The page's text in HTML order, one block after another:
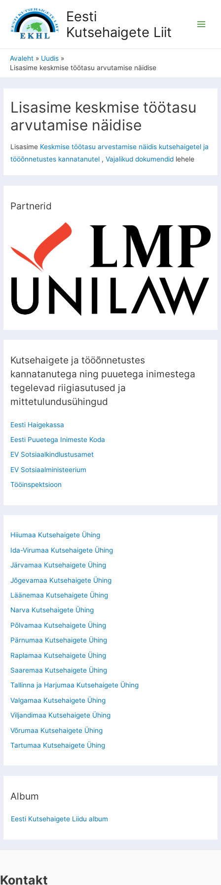
Eesti
Kutsehaigete Liit
Avaleht
Uudis
Lisasime keskmise töötasu arvutamise näidise
Lisasime keskmise töötasu
arvutamise näidise
Lisasime Keskmise töötasu arvestamise näidis kutsehaigetel ja
tööõnnetustes kannatanutel ,Vajalikud dokumendid lehele
Partnerid
Kutsehaigete ja tööõnnetustes
kannatanutega ning puuetega inimestega
tegelevad riigiasutused ja
mittetulundusühingud
Eesti Haigekassa
Eesti Puuetega Inimeste Koda
EV Sotsiaalkindlustusamet
EV Sotsiaalministeerium
Tööinspektsioon
Hiiumaa Kutsehaigete Ühing
Ida-Virumaa Kutsehaigete Ühing
Järvamaa Kutsehaigete Ühing
Jõgevamaa Kutsehaigete Ühing
Läänemaa Kutsehaigete Ühing
Narva Kutsehaigete Ühing
Põlvamaa Kutsehaigete Ühing
Pärnumaa Kutsehaigete Ühing
Raplamaa Kutsehaigete Ühing
Saaremaa Kutsehaigete Ühing
Tallinna ja Harjumaa Kutsehaigete Ühing
Valgamaa Kutsehaigete Ühing
Viljandimaa Kutsehaigete Ühing
Võrumaa Kutsehaigete Ühing
Tartumaa Kutsehaigete Ühing
Album
Eesti Kutsehaigete Liidu album
Kontakt